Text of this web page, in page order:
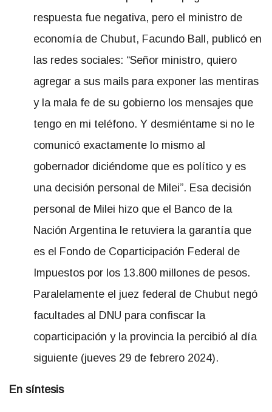
respuesta fue negativa, pero el ministro de
economía de Chubut, Facundo Ball, publicó en
las redes sociales: “Señor ministro, quiero
agregar a sus mails para exponer las mentiras
y la mala fe de su gobierno los mensajes que
tengo en mi teléfono. Y desmiéntame si no le
comunicó exactamente lo mismo al
gobernador diciéndome que es político y es
una decisión personal de Milei”. Esa decisión
personal de Milei hizo que el Banco de la
Nación Argentina le retuviera la garantía que
es el Fondo de Coparticipación Federal de
Impuestos por los 13.800 millones de pesos.
Paralelamente el juez federal de Chubut negó
facultades al DNU para confiscar la
coparticipación y la provincia la percibió al día
siguiente (jueves 29 de febrero 2024).
En síntesis